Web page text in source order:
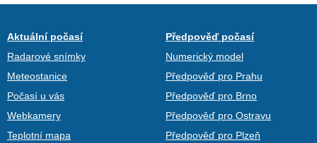
Aktuální počasí
Radarové snímky
Meteostanice
Počasí u vás
Webkamery
Teplotní mapa
Předpověď počasí
Numerický model
Předpověď pro Prahu
Předpověď pro Brno
Předpověď pro Ostravu
Předpověď pro Plzeň